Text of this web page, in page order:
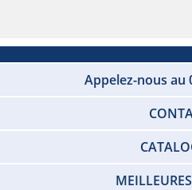
Appelez-nous au